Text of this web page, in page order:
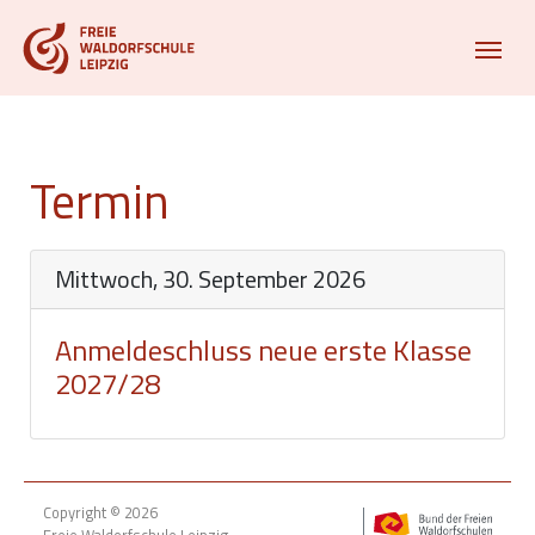
Termin
Mittwoch, 30. September 2026
Anmeldeschluss neue erste Klasse
2027/28
Copyright © 2026